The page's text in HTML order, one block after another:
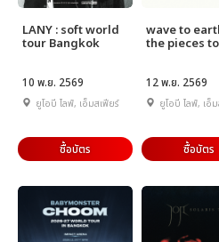
LANY : soft world
tour Bangkok
10 พ.ย. 2569
ยูโอบี ไลฟ์, เอ็มสเฟียร์
ซื้อบัตร
wave to
the pieces
12 พ.ย. 2569
ยูโอบี ไลฟ์, เอ็
ซื้อบัตร